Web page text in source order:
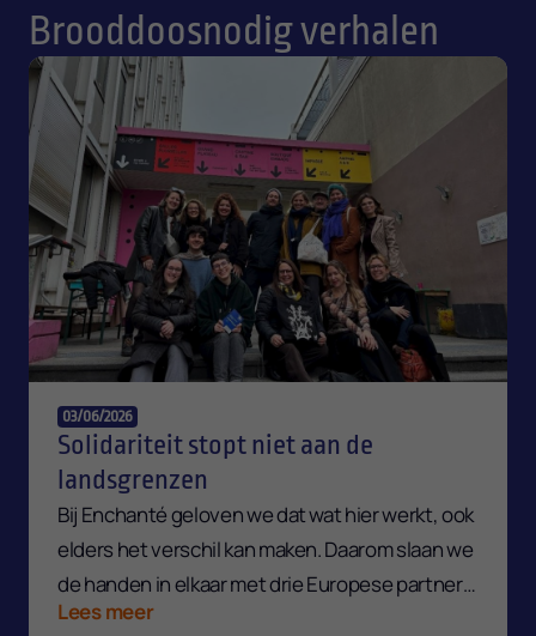
Brooddoosnodig verhalen
03/06/2026
Solidariteit stopt niet aan de
landsgrenzen
Bij Enchanté geloven we dat wat hier werkt, ook
elders het verschil kan maken. Daarom slaan we
de handen in elkaar met drie Europese partners
om onze kennis en aanpak te delen met de rest
Lees meer